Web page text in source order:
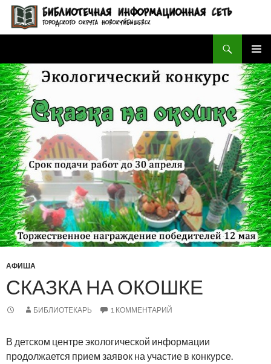
БИБЛИОТЕЧНАЯ ИНФОРМАЦИОННАЯ СЕТЬ городского округа Новокуйбышевск
МЕНЮ
К
СОДЕРЖИМОМУ
АФИША
СКАЗКА НА ОКОШКЕ
БИБЛИОТЕКАРЬ 1 КОММЕНТАРИЙ
В детском центре экологической информации
продолжается прием заявок на участие в конкурсе.